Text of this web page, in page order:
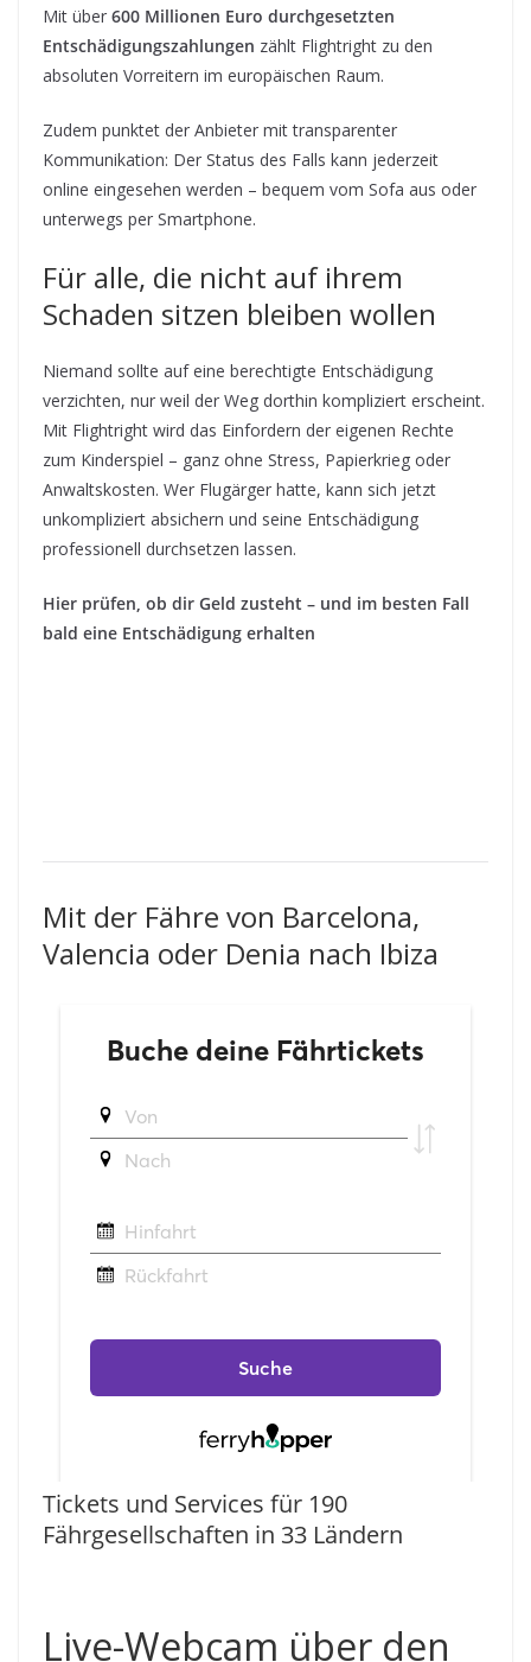
Mit über 600 Millionen Euro durchgesetzten
Entschädigungszahlungen zählt Flightright zu den
absoluten Vorreitern im europäischen Raum.
Zudem punktet der Anbieter mit transparenter
Kommunikation: Der Status des Falls kann jederzeit
online eingesehen werden – bequem vom Sofa aus oder
unterwegs per Smartphone.
Für alle, die nicht auf ihrem
Schaden sitzen bleiben wollen
Niemand sollte auf eine berechtigte Entschädigung
verzichten, nur weil der Weg dorthin kompliziert erscheint.
Mit Flightright wird das Einfordern der eigenen Rechte
zum Kinderspiel – ganz ohne Stress, Papierkrieg oder
Anwaltskosten. Wer Flugärger hatte, kann sich jetzt
unkompliziert absichern und seine Entschädigung
professionell durchsetzen lassen.
Hier prüfen, ob dir Geld zusteht – und im besten Fall
bald eine Entschädigung erhalten
Mit der Fähre von Barcelona,
Valencia oder Denia nach Ibiza
Tickets und Services für 190
Fährgesellschaften in 33 Ländern
Live-Webcam über den